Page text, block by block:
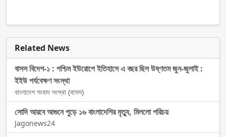
Related News
বাসস বিদেশ-১ : পশ্চিম ইউরোপে ইতিহাসে এ বছর ছিল উষ্ণতম জুন-জুলাই :
ইইউ পর্যবেক্ষণ সংস্থা
বাংলাদেশ সংবাদ সংস্থা (বাসস)
সোদি আরবে আগুনে পুড়ে ১৬ বাংলাদেশির মৃত্যু, মিললো পরিচয়
Jagonews24